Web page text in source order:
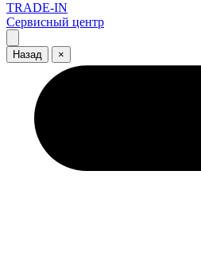
TRADE-IN
Сервисный центр
Назад ×